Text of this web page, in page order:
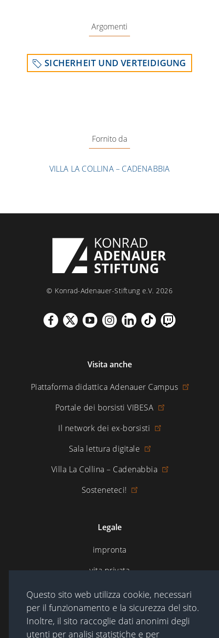
Argomenti
SICHERHEIT UND VERTEIDIGUNG
Fornito da
VILLA LA COLLINA – CADENABBIA
© Konrad-Adenauer-Stiftung e.V. 2026
Visita anche
Piattaforma didattica Adenauer Campus
Portale dei borsisti VIBESA
Il network dei ex-borsisti
Sala lettura digitale
Villa La Collina – Cadenabbia
Sosteneteci!
Legale
impronta
vita privata
condizioni di utilizzo
Mappa del sito
Questo sito web utilizza cookie, necessari
per il funzionamento e la sicurezza del sito.
Inoltre, il sito raccoglie dati anonimi degli
utenti per analisi statistiche e per